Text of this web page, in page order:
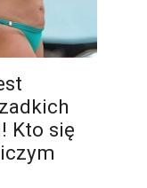
Kto się